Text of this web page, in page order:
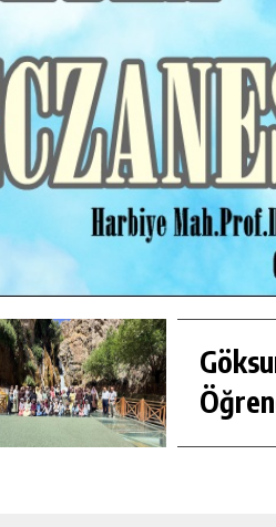
GÜNLÜK HABER AKIŞI
GENÇLER PUSULA MARAŞ
YENI MEDYA VE